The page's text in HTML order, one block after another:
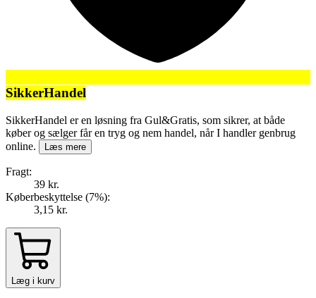
SikkerHandel
SikkerHandel er en løsning fra Gul&Gratis, som sikrer, at både
køber og sælger får en tryg og nem handel, når I handler genbrug
online.
Læs mere
Fragt:
39 kr.
Køberbeskyttelse (7%):
3,15 kr.
Læg i kurv